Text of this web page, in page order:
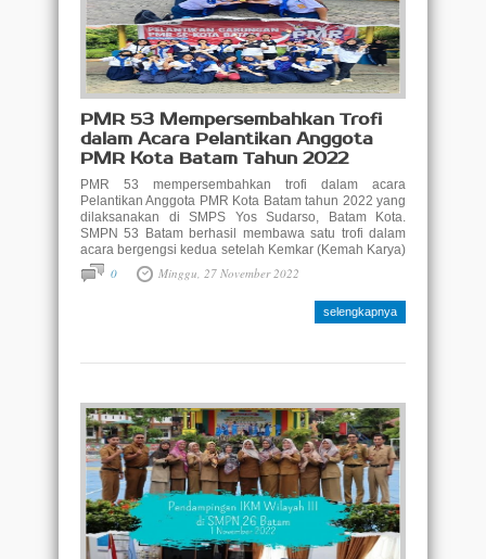
PMR 53 Mempersembahkan Trofi
dalam Acara Pelantikan Anggota
PMR Kota Batam Tahun 2022
PMR 53 mempersembahkan trofi dalam acara
Pelantikan Anggota PMR Kota Batam tahun 2022 yang
dilaksanakan di SMPS Yos Sudarso, Batam Kota.
SMPN 53 Batam berhasil membawa satu trofi dalam
acara bergengsi kedua setelah Kemkar (Kemah Karya)
ini lewat tim paduan suara. Tim paduan suara PMR 53
mendapatkan juara ke-3 setelah kalah tipis oleh SMP
IT Darussalam sebagai juara ke-2 dan SMPN 41
0 Minggu, 27 November 2022
selengkapnya